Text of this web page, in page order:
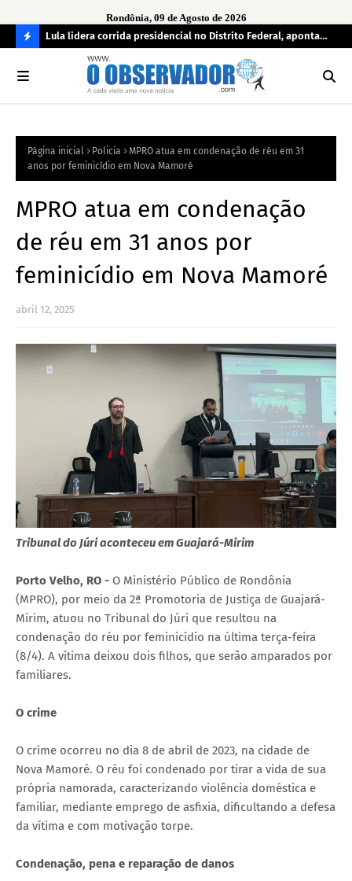
Rondônia, 09 de Agosto de 2026
O
R
Lula lidera corrida presidencial no Distrito Federal, aponta
pesquisa; Flávio Bolsonaro aparece em segundo
Página inicial Policia
MPRO atua em condenação de réu em 31
anos por feminicídio em Nova Mamoré
MPRO atua em condenação
de réu em 31 anos por
feminicídio em Nova Mamoré
abril 12, 2025
Tribunal do Júri aconteceu em Guajará-Mirim
Porto Velho, RO - O Ministério Público de Rondônia
(MPRO), por meio da 2ª Promotoria de Justiça de Guajará-
Mirim, atuou no Tribunal do Júri que resultou na
condenação do réu por feminicídio na última terça-feira
(8/4). A vítima deixou dois filhos, que serão amparados por
familiares.
O crime
O crime ocorreu no dia 8 de abril de 2023, na cidade de
Nova Mamoré. O réu foi condenado por tirar a vida de sua
própria namorada, caracterizando violência doméstica e
familiar, mediante emprego de asfixia, dificultando a defesa
da vítima e com motivação torpe.
Condenação, pena e reparação de danos